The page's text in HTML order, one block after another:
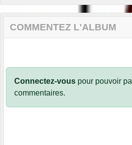
COMMENTEZ L'ALBUM
Connectez-vous pour pouvoir
commentaires.